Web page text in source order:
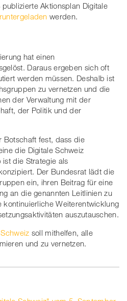
Aktionsplan Digitale
werden.
hat einen
Daraus ergeben sich oft
werden müssen. Deshalb ist
zu vernetzen und die
der Verwaltung mit der
der Politik und der
Botschaft fest, dass die
die Digitale Schweiz
ist die Strategie als
Der Bundesrat lädt die
ein, ihren Beitrag für eine
an die genannten Leitlinien zu
Weiterentwicklung
auszutauschen.
soll mithelfen, alle
und zu vernetzen.